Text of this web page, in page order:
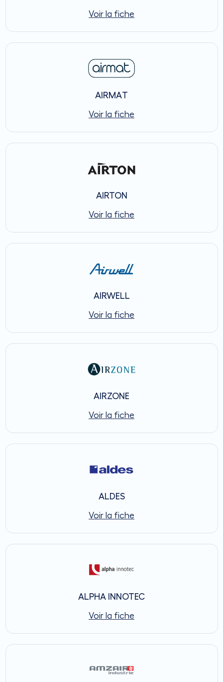
Voir la fiche
AIRMAT
Voir la fiche
AIRTON
Voir la fiche
AIRWELL
Voir la fiche
AIRZONE
Voir la fiche
ALDES
Voir la fiche
ALPHA INNOTEC
Voir la fiche